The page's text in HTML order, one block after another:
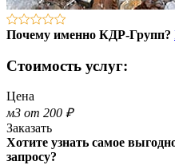
Почему именно КДР-Групп?
Стоимость услуг:
Цена
м3 от 200 ₽
Заказать
Хотите узнать самое
запросу?